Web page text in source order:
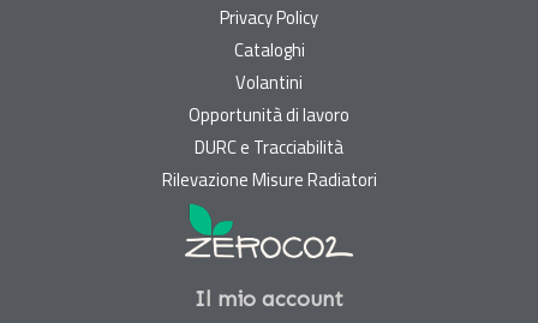
Privacy Policy
Cataloghi
Volantini
Opportunità di lavoro
DURC e Tracciabilità
Rilevazione Misure Radiatori
Il mio account